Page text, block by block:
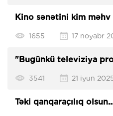
Kino sənətini kim
1655 17 noyabr
"Bugünkü televiziya
3541 21 iyun
Təki qanqaraçılıq